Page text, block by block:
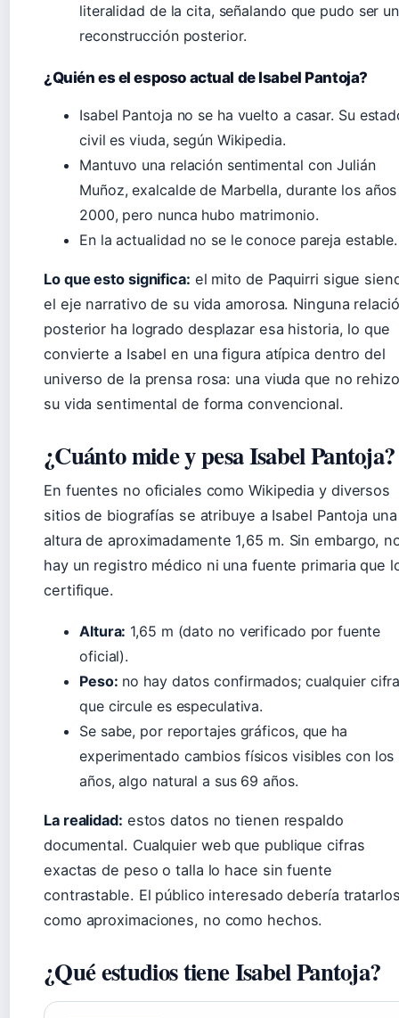
literalidad de la cita, señalando que pudo ser
reconstrucción posterior.
¿Quién es el esposo actual de Isabel Pantoja?
Isabel Pantoja no se ha vuelto a casar. Su
civil es viuda, según Wikipedia.
Mantuvo una relación sentimental con Julián
Muñoz, exalcalde de Marbella, durante los años
2000, pero nunca hubo matrimonio.
En la actualidad no se le conoce pareja estable.
Lo que esto significa: el mito de Paquirri sigue
el eje narrativo de su vida amorosa. Ninguna
posterior ha logrado desplazar esa historia, lo que
convierte a Isabel en una figura atípica dentro del
universo de la prensa rosa: una viuda que no rehizo
su vida sentimental de forma convencional.
¿Cuánto mide y pesa Isabel Pantoja?
En fuentes no oficiales como Wikipedia y diversos
sitios de biografías se atribuye a Isabel Pantoja una
altura de aproximadamente 1,65 m. Sin embargo,
hay un registro médico ni una fuente primaria que
certifique.
Altura: 1,65 m (dato no verificado por fuente
oficial).
Peso: no hay datos confirmados; cualquier
que circule es especulativa.
Se sabe, por reportajes gráficos, que ha
experimentado cambios físicos visibles con los
años, algo natural a sus 69 años.
La realidad: estos datos no tienen respaldo
documental. Cualquier web que publique cifras
exactas de peso o talla lo hace sin fuente
contrastable. El público interesado debería
como aproximaciones, no como hechos.
¿Qué estudios tiene Isabel Pantoja?